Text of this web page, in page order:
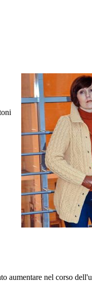
aumentare nel corso